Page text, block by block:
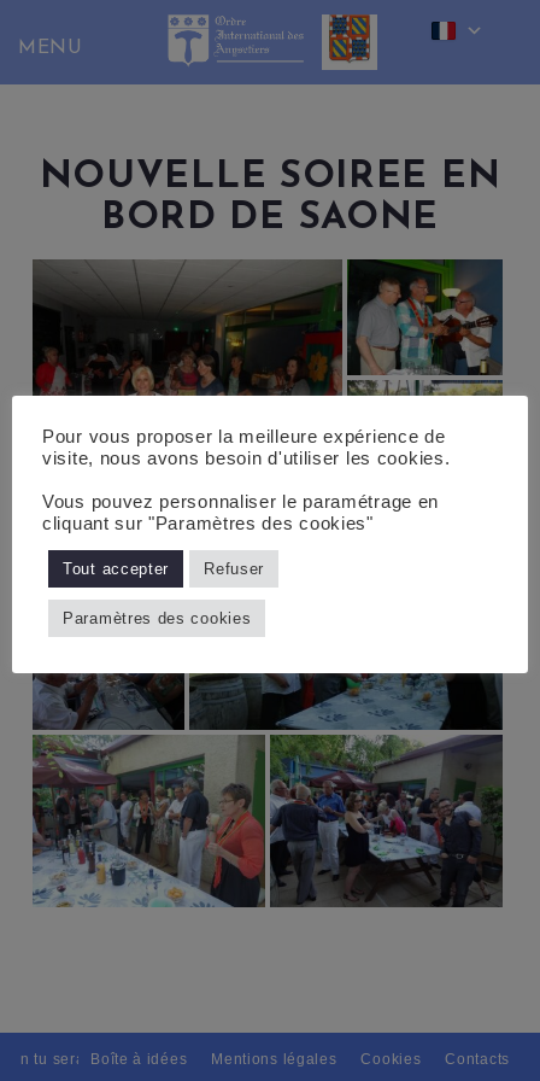
content
NOUVELLE SOIREE EN
BORD DE SAONE
tu seras, Pour tous avec discernement. // L'amitié tu
Boîte à idées Mentions légales Cookies Contacts
Pour vous proposer la meilleure expérience de
visite, nous avons besoin d'utiliser les cookies.
Vous pouvez personnaliser le paramétrage en
cliquant sur "Paramètres des cookies"
Tout accepter Refuser
Paramètres des cookies